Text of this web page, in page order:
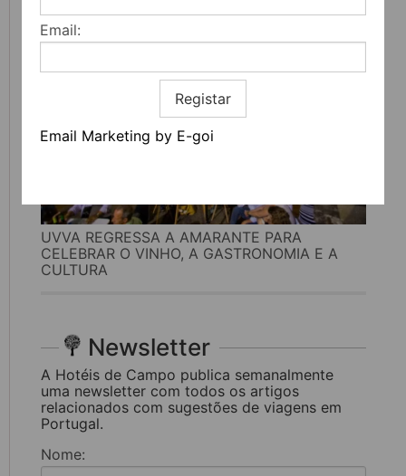
Email:
Registar
Email Marketing by E-goi
UVVA REGRESSA A AMARANTE PARA
CELEBRAR O VINHO, A GASTRONOMIA E A
CULTURA
Newsletter
A Hotéis de Campo publica semanalmente
uma newsletter com todos os artigos
relacionados com sugestões de viagens em
Portugal.
Nome: